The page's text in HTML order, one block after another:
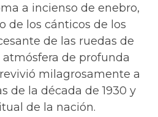
a incienso de enebro,
de los cánticos de los
de las ruedas de
de profunda
milagrosamente a
de la década de 1930 y
de la nación.